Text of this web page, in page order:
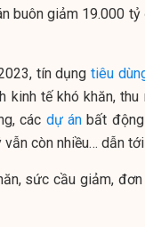
buôn giảm 19.000
tín dụngtiêu
kinh tế khó khăn,
các dự án bất
còn nhiều… dẫn
sức cầu giảm,